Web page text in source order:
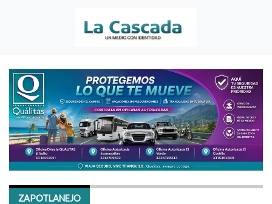
ZAPOTLANEJO